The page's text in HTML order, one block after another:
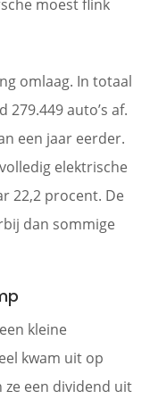
moest flink
omlaag. In totaal
auto’s af.
een jaar eerder.
elektrische
22,2 procent. De
dan sommige
kleine
kwam uit op
ze een dividend uit